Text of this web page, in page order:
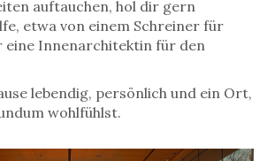
auftauchen, hol dir gern
etwa von einem Schreiner für
eine Innenarchitektin für den
lebendig, persönlich und ein Ort,
wohlfühlst.